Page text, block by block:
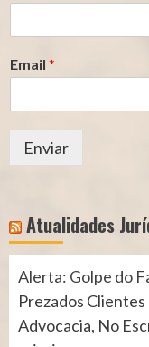
Email *
Enviar
Atualidades
Alerta: Golpe do
Prezados
Advocacia, No